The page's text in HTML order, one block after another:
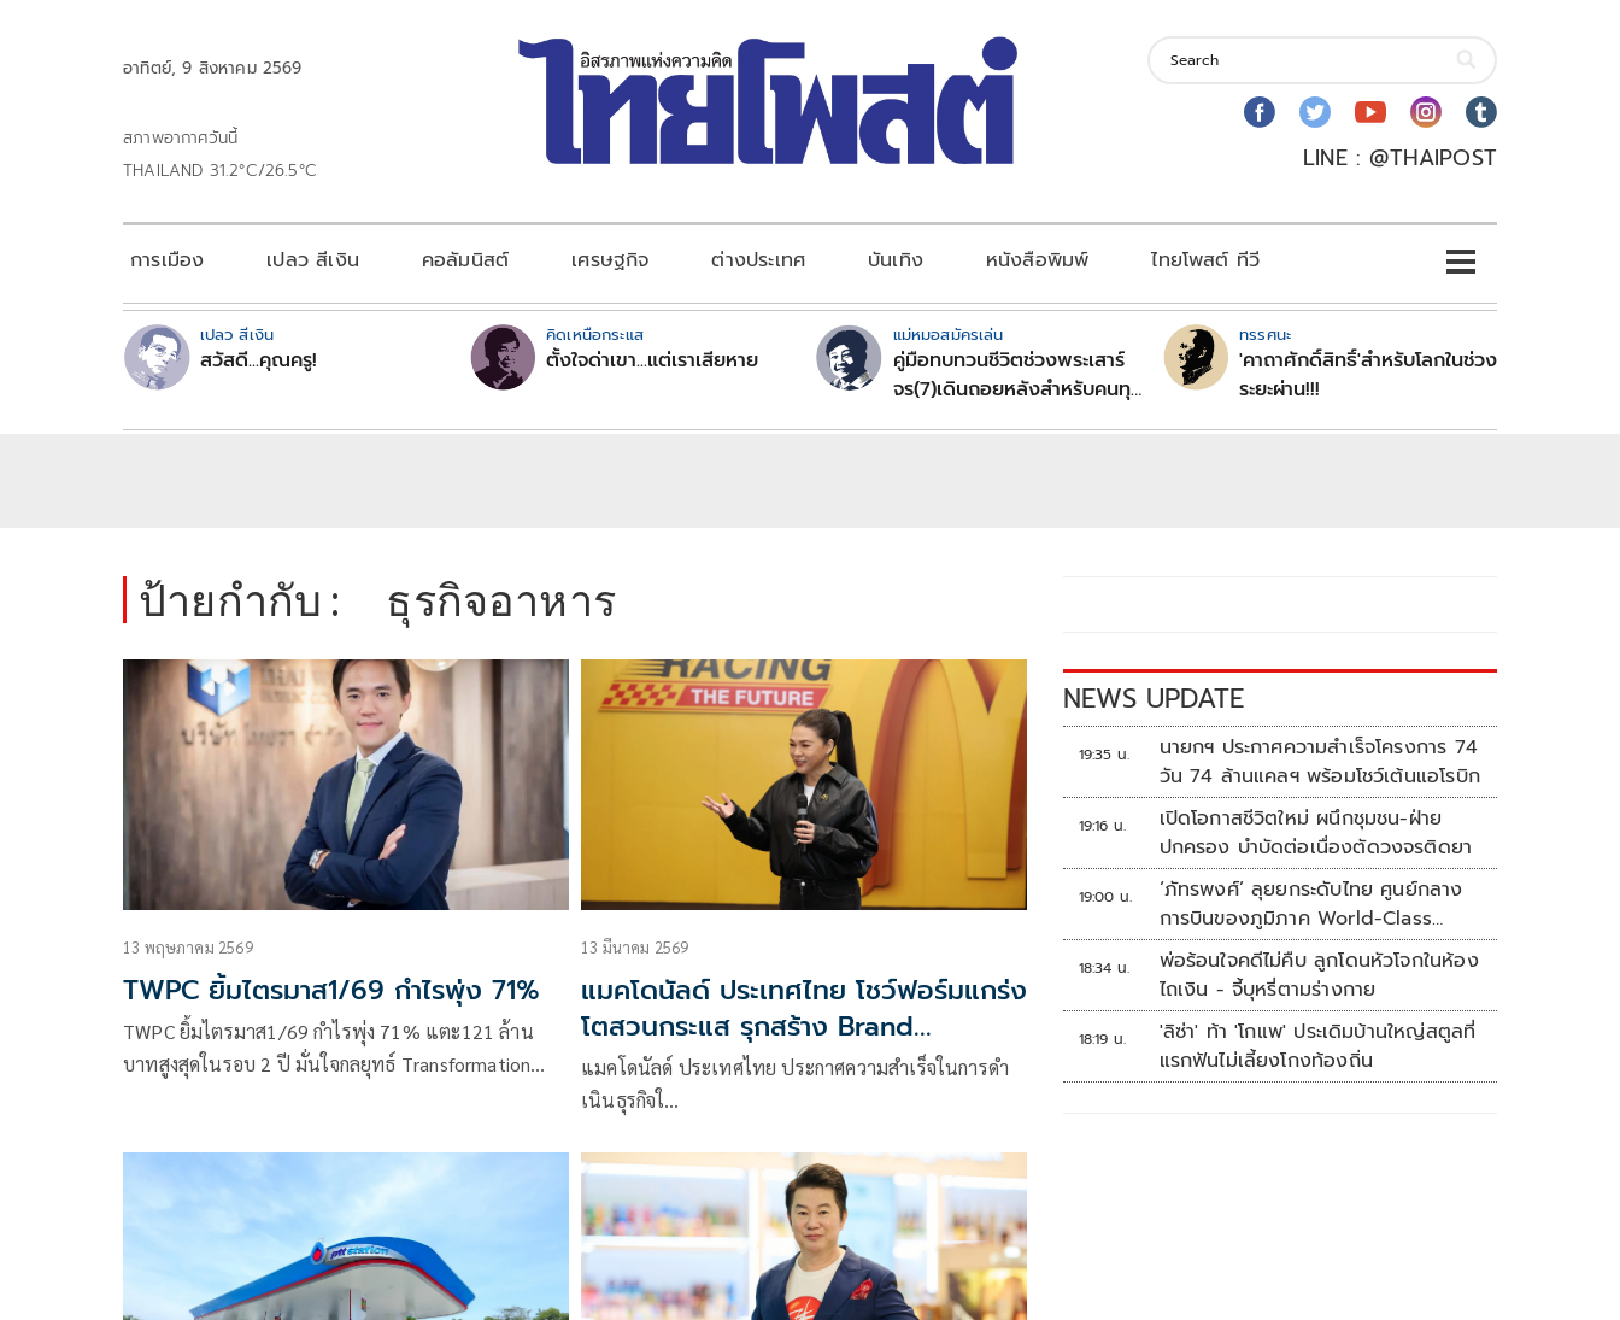
อาทิตย์, 9 สิงหาคม 2569
สภาพอากาศวันนี้
THAILAND 31.2°C/26.5°C
LINE : @THAIPOST
การเมือง เปลว สีเงิน คอลัมนิสต์ เศรษฐกิจ ต่างประเทศ บันเทิง หนังสือพิมพ์ ไทยโพสต์ ทีวี
เปลว สีเงิน
สวัสดี...คุณครู!
คิดเหนือกระแส
ตั้งใจด่าเขา...แต่เราเสียหาย
แม่หมอสมัครเล่น
คู่มือทบทวนชีวิตช่วงพระเสาร์
จร(7)เดินถอยหลังสำหรับคนทุก
ทรรศนะ
'คาถาศักดิ์สิทธิ์'สำหรับโลกในช่วง
ระยะผ่าน!!!
ป้ายกำกับ : ธุรกิจอาหาร
13 พฤษภาคม 2569
TWPC ยิ้มไตรมาส1/69 กำไรพุ่ง 71%
TWPC ยิ้มไตรมาส1/69 กำไรพุ่ง 71% แตะ121 ล้าน
บาทสูงสุดในรอบ 2 ปี มั่นใจกลยุทธ์ Transformation
13 มีนาคม 2569
แมคโดนัลด์ ประเทศไทย โชว์ฟอร์มแกร่ง
โตสวนกระแส รุกสร้าง Brand
Connection พลิกโฉมระบบดิจิทัล
แมคโดนัลด์ ประเทศไทย ประกาศความสำเร็จในการดำ
เนินธุรกิจใ…
NEWS UPDATE
19:35 น.
นายกฯ ประกาศความสำเร็จโครงการ 74
วัน 74 ล้านแคลฯ พร้อมโชว์เต้นแอโรบิก
19:16 น.
เปิดโอกาสชีวิตใหม่ ผนึกชุมชน-ฝ่าย
ปกครอง บำบัดต่อเนื่องตัดวงจรติดยา
19:00 น.
‘ภัทรพงศ์’ ลุยยกระดับไทย ศูนย์กลาง
การบินของภูมิภาค World-Class
Aviation Hub | ห้องข่าวไทยโพสต์สุด
สัปดาห์
18:34 น.
พ่อร้อนใจคดีไม่คืบ ลูกโดนหัวโจกในห้อง
ไถเงิน - จี้บุหรี่ตามร่างกาย
18:19 น.
'ลิซ่า' ท้า 'โกแพ' ประเดิมบ้านใหญ่สตูลที่
แรกฟันไม่เลี้ยงโกงท้องถิ่น